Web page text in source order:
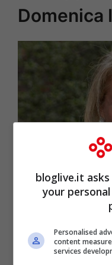
Domenica
Mara Venier (Getty
esplosiva
bloglive.it
your
Personalised
content
services